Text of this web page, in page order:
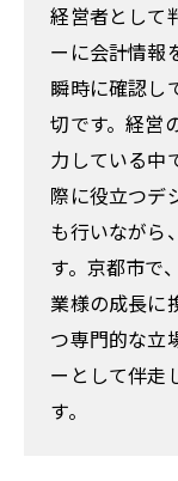
経営者として
ーに会計情報
瞬時に確認し
切です。経営
力している中
際に役立つデ
も行いながら
す。京都市で
業様の成長に
つ専門的な立
ーとして伴走
す。